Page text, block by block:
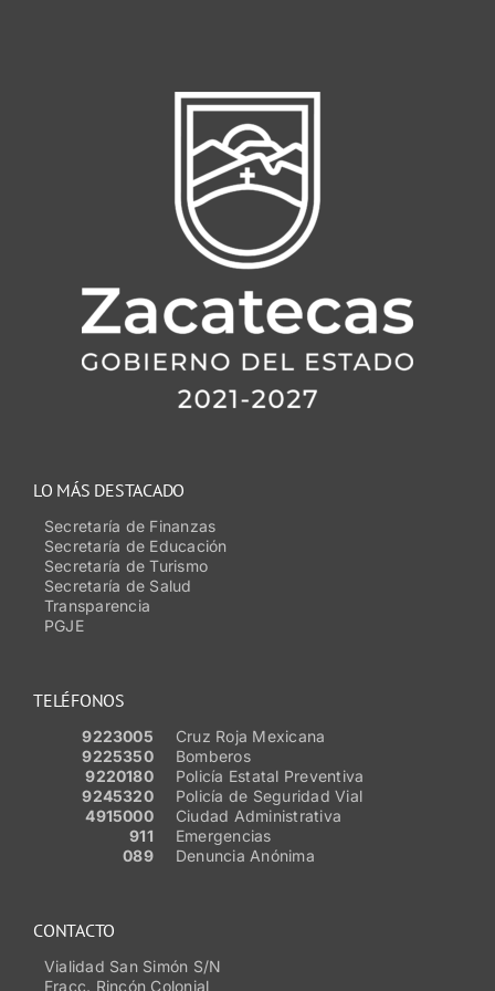
TELÉFONOS
9223005
Cruz Roja Mexicana
9225350
Bomberos
9220180
Policía Estatal Preventiva
9245320
Policía de Seguridad Vial
4915000
Ciudad Administrativa
911
Emergencias
089
Denuncia Anónima
LO MÁS DESTACADO
Secretaría de Finanzas
Secretaría de Educación
Secretaría de Turismo
Secretaría de Salud
Transparencia
PGJE
CONTACTO
Vialidad San Simón S/N
Fracc. Rincón Colonial